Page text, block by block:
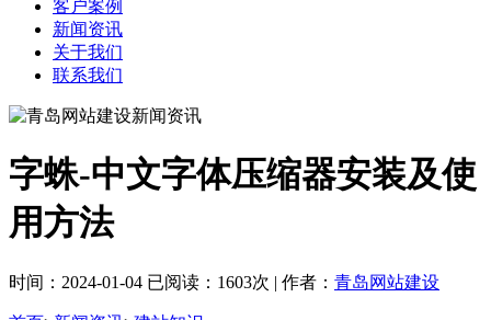
客户案例
新闻资讯
关于我们
联系我们
字蛛-中文字体压缩器安装及使
用方法
时间：2024-01-04 已阅读：1603次 | 作者： 青岛网站建设